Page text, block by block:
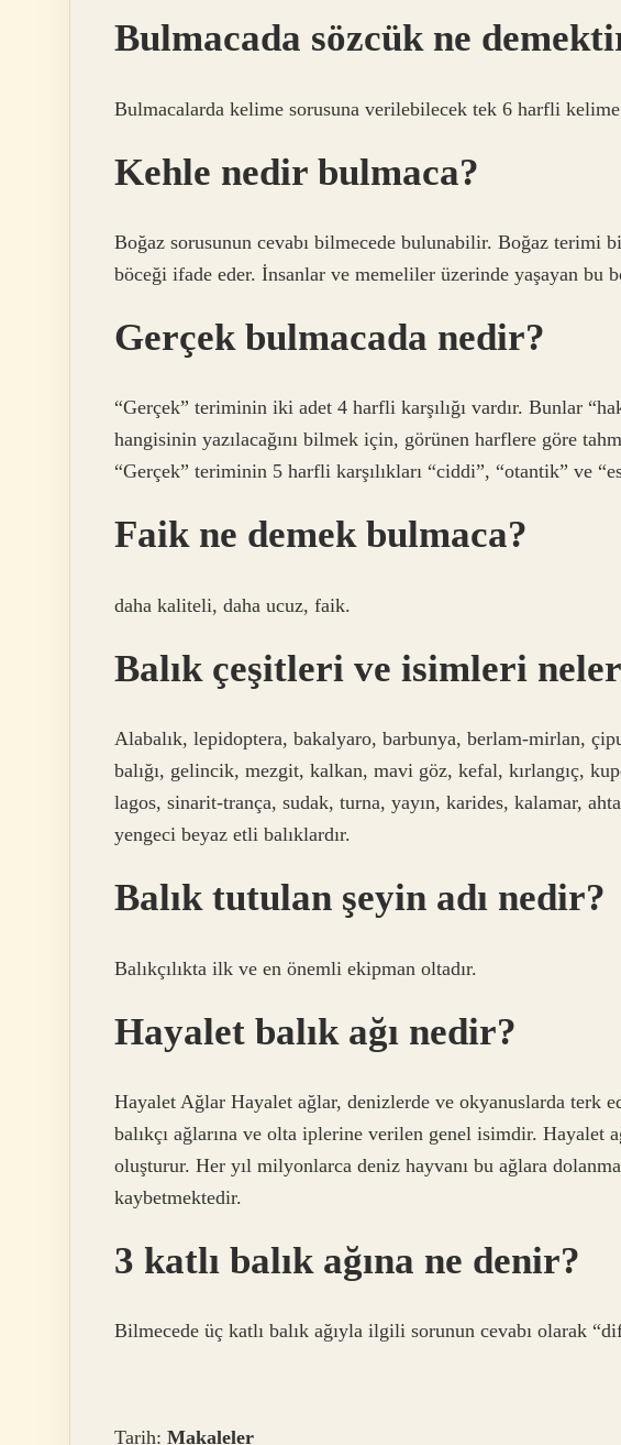
Bulmacada sözcük ne
Bulmacalarda kelime sorusuna verilebilecek tek 6 harfli kelime
Kehle nedir bulmaca?
Boğaz sorusunun cevabı bilmecede bulunabilir. Boğaz terimi
böceği ifade eder. İnsanlar ve memeliler üzerinde yaşayan bu
Gerçek bulmacada nedir?
“Gerçek” teriminin iki adet 4 harfli karşılığı vardır. Bunlar
hangisinin yazılacağını bilmek için, görünen harflere göre
“Gerçek” teriminin 5 harfli karşılıkları “ciddi”, “otantik” ve
Faik ne demek bulmaca?
daha kaliteli, daha ucuz, faik.
Balık çeşitleri ve isimleri
Alabalık, lepidoptera, bakalyaro, barbunya, berlam-mirlan,
balığı, gelincik, mezgit, kalkan, mavi göz, kefal, kırlangıç,
lagos, sinarit-trança, sudak, turna, yayın, karides, kalamar,
yengeci beyaz etli balıklardır.
Balık tutulan şeyin adı nedir?
Balıkçılıkta ilk ve en önemli ekipman oltadır.
Hayalet balık ağı nedir?
Hayalet Ağlar Hayalet ağlar, denizlerde ve okyanuslarda terk
balıkçı ağlarına ve olta iplerine verilen genel isimdir. Hayalet
oluşturur. Her yıl milyonlarca deniz hayvanı bu ağlara
kaybetmektedir.
3 katlı balık ağına ne denir?
Bilmecede üç katlı balık ağıyla ilgili sorunun cevabı olarak
Tarih: Makaleler